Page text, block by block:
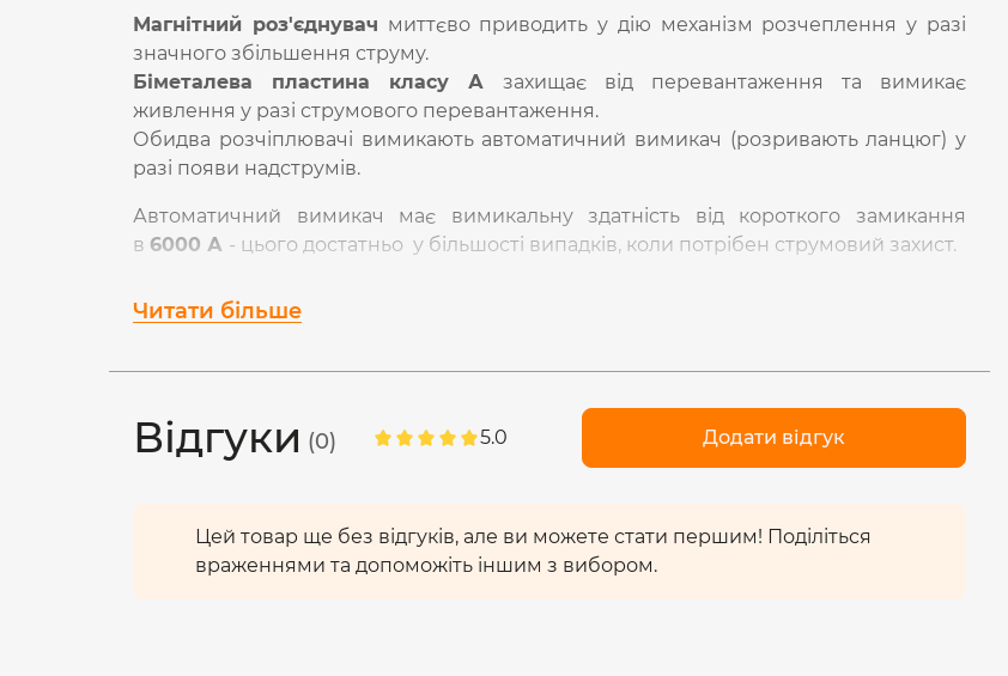
Магнітний роз'єднувач миттєво приводить у дію механізм розчеплення у разі
значного збільшення струму.
Біметалева пластина класу А захищає від перевантаження та вимикає
живлення у разі струмового перевантаження.
Обидва розчіплювачі вимикають автоматичний вимикач (розривають ланцюг) у
разі появи надструмів.
Автоматичний вимикач має вимикальну здатність від короткого замикання
в 6000 А - цього достатньо у більшості випадків, коли потрібен струмовий захист.
розчіплювача автоматичного вимикача відбудеться у разі 5-10-кратного
перевищення струму від номінального значення. Це універсальний варіант, який
Є можливість комутації додаткового обладнання для автоматичного захисту.
Корпус виготовлений ізвогнетривкого поліаміду марки VO, який витримує
960°С.
Читати більше
Відгуки (0) 5.0 Додати відгук
Цей товар ще без відгуків, але ви можете стати першим! Поділіться
враженнями та допоможіть іншим з вибором.